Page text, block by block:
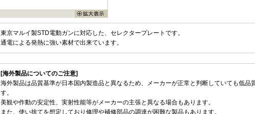
東京マルイ製STD電動ガンに対応した、セレクタープレートです。
通電による発熱に強い素材で出来ています。
[海外製品についてのご注意]
海外製品は品質基準が日本国内製造品と異なるため、メーカーが正常と判断していても低品
す。
美観や作動の安定性、実射性能等がメーカーの主張と異なる場合もあります。
また、使い捨てを想定しており修理や補修部品の調達が困難な製品もあります。